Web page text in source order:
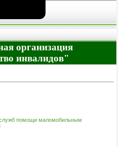
организация
инвалидов"
служб помощи маломобильным